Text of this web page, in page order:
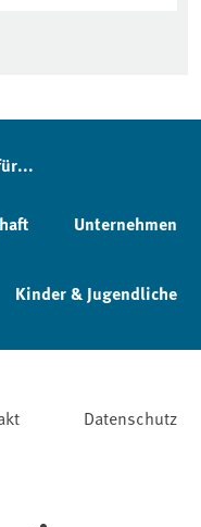
Unternehmen
Kinder & Jugendliche
Datenschutz